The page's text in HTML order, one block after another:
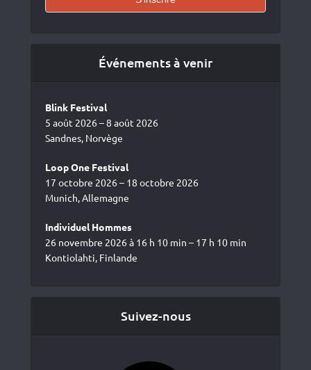
Événements à venir
Blink Festival
5 août 2026 – 8 août 2026
Sandnes, Norvège
Loop One Festival
17 octobre 2026 – 18 octobre 2026
Munich, Allemagne
Individuel Hommes
26 novembre 2026 à 16 h 10 min – 17 h 10 min
Kontiolahti, Finlande
Suivez-nous